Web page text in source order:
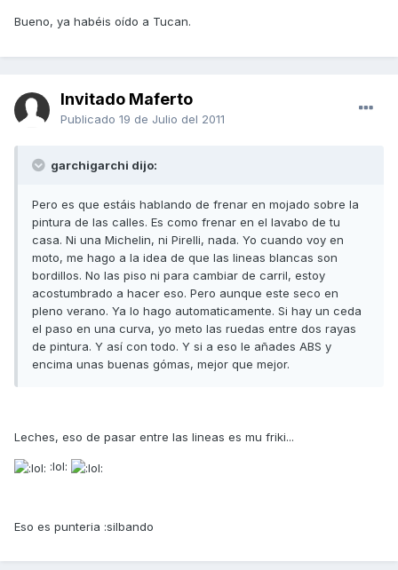
Bueno, ya habéis oído a Tucan.
Invitado Maferto
Publicado 19 de Julio del 2011
garchigarchi dijo:
Pero es que estáis hablando de frenar en mojado sobre la
pintura de las calles. Es como frenar en el lavabo de tu
casa. Ni una Michelin, ni Pirelli, nada. Yo cuando voy en
moto, me hago a la idea de que las lineas blancas son
bordillos. No las piso ni para cambiar de carril, estoy
acostumbrado a hacer eso. Pero aunque este seco en
pleno verano. Ya lo hago automaticamente. Si hay un ceda
el paso en una curva, yo meto las ruedas entre dos rayas
de pintura. Y así con todo. Y si a eso le añades ABS y
encima unas buenas gómas, mejor que mejor.
Leches, eso de pasar entre las lineas es mu friki...
:lol:
Eso es punteria :silbando